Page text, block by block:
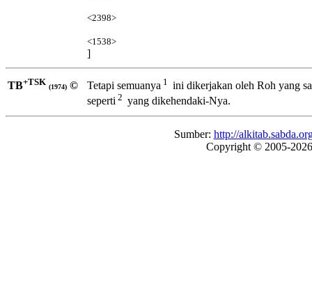
<2398>
<1538>
]
TB+TSK (1974) © Tetapi semuanya 1
ini dikerjakan oleh Roh yang
seperti 2 yang dikehendaki-Nya.
Sumber: http://
Copyright © 2005-